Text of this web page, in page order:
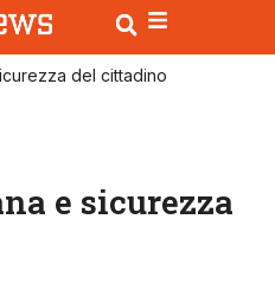
del cittadino
e sicurezza